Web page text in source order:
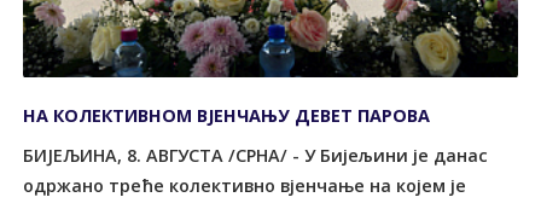
НА КОЛЕКТИВНОМ ВЈЕНЧАЊУ ДЕВЕТ ПАРОВА
БИЈЕЉИНА, 8. АВГУСТА /СРНА/ - У Бијељини је данас
одржано треће колективно вјенчање на којем је